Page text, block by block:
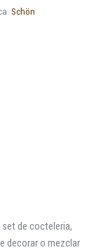
Schön
de cocteleria,
decorar o mezclar